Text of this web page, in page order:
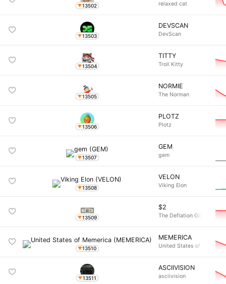
13502 relaxed cat
13503
DEVSCAN
DevScan
13504
TITTY
Troll Kitty
13505
NORMIE
The Norman
13506
PLOTZ
Plotz
13507
GEM
13508
VELON
Viking Elon
13509 The Deflation Glitch
13510
MEMERICA
United States of
13511
ASCIIVISION
asciivision